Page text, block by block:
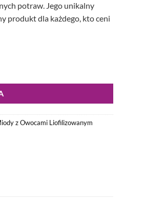
potraw. Jego unikalny
produkt dla każdego, kto ceni
z Owocami Liofilizowanym